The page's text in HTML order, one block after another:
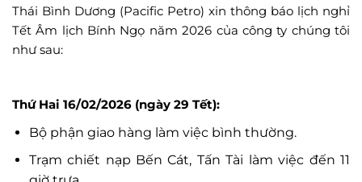
Thái Bình Dương (Pacific Petro) xin thông báo lịch nghỉ
Tết Âm lịch Bính Ngọ năm 2026 của công ty chúng tôi
như sau:
Thứ Hai 16/02/2026 (ngày 29 Tết):
Bộ phận giao hàng làm việc bình thường.
Trạm chiết nạp Bến Cát, Tấn Tài làm việc đến 11